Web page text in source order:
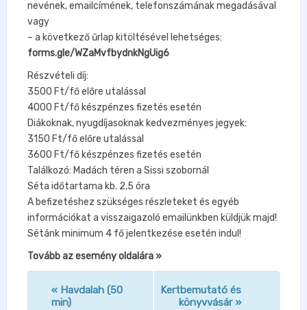
nevének, emailcímének, telefonszámának megadásával
vagy
– a következő űrlap kitöltésével lehetséges:
forms.gle/WZaMvfbydnkNgUig6
Részvételi díj:
3500 Ft/fő előre utalással
4000 Ft/fő készpénzes fizetés esetén
Diákoknak, nyugdíjasoknak kedvezményes jegyek:
3150 Ft/fő előre utalással
3600 Ft/fő készpénzes fizetés esetén
Találkozó: Madách téren a Sissi szobornál
Séta időtartama kb. 2,5 óra
A befizetéshez szükséges részleteket és egyéb
információkat a visszaigazoló emailünkben küldjük majd!
Sétánk minimum 4 fő jelentkezése esetén indul!
Tovább az esemény oldalára »
« Havdalah (50
min)
Kertbemutató és
könyvvásár »